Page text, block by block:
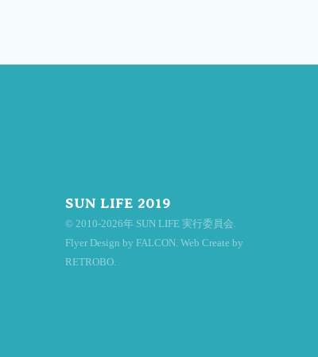
ゲ
SUN LIFE 2019
© 2010-2026年 SUN LIFE 実行委員会.
Flyer Design by FALCON. Web Create by
RETROBO.